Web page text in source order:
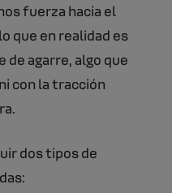
fuerza hacia el
que en realidad es
agarre, algo que
con la tracción
dos tipos de